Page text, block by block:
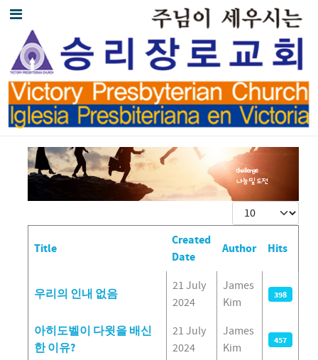
Display #
Title
Created
Date
Author Hits
우리의 인내 없음
21 July
2024
James
Kim
398
아히도벨이 다윗을 배신
한 이유?
21 July
2024
James
Kim
457